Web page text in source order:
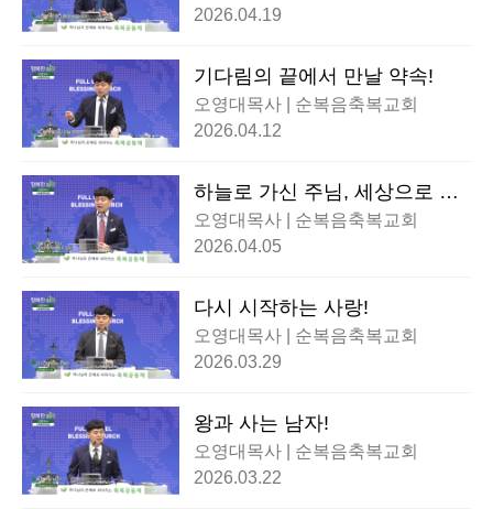
2026.04.19
기다림의 끝에서 만날 약속!
오영대목사 | 순복음축복교회
2026.04.12
하늘로 가신 주님, 세상으로 보
냄받은 우리!
오영대목사 | 순복음축복교회
2026.04.05
다시 시작하는 사랑!
오영대목사 | 순복음축복교회
2026.03.29
왕과 사는 남자!
오영대목사 | 순복음축복교회
2026.03.22